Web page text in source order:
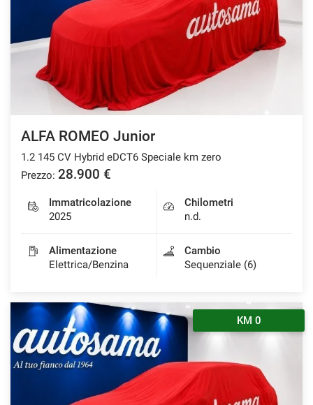
ALFA ROMEO Junior
1.2 145 CV Hybrid eDCT6 Speciale km zero
Prezzo: 28.900 €
Immatricolazione
2025
Chilometri
n.d.
Alimentazione
Elettrica/Benzina
Cambio
Sequenziale (6)
KM 0
tracciamento
adottiamo
per
funzionalità
svolgere
le
attività
di
seguito
Per
ottenere
sull'utilità
di
questi
strumenti
di
tracciamento